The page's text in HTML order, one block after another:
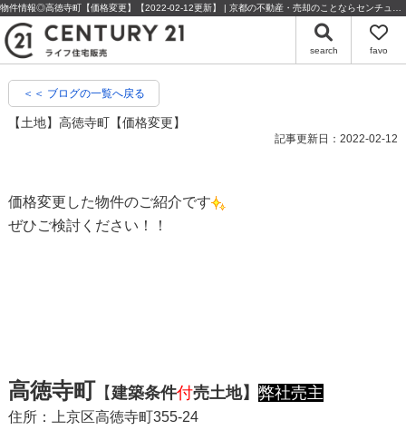
search favo
＜＜ ブログの一覧へ戻る
【土地】高徳寺町【価格変更】
記事更新日：2022-02-12
価格変更した物件のご紹介です
ぜひご検討ください！！
高徳寺町 【建築条件付売土地】 弊社売主
住所：上京区高徳寺町355-24